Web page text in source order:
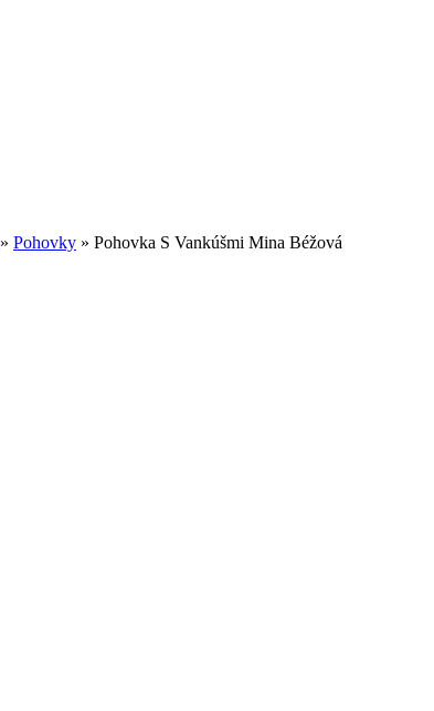
» Pohovky » Pohovka S Vankúšmi Mina Béžová